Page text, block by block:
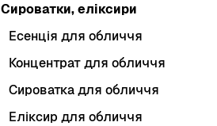
Сироватки, еліксири
Есенція для обличчя
Концентрат для обличчя
Сироватка для обличчя
Еліксир для обличчя